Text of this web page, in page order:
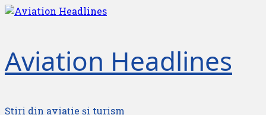
Skip
Aviation Headlines
Știri din aviație și turism